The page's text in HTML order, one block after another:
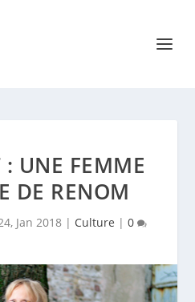
UNE FEMME
DE RENOM
Jan 2018 | Culture | 0